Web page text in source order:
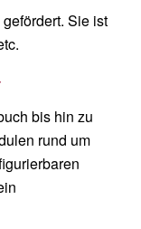
Sie ist
bis hin zu
rund um